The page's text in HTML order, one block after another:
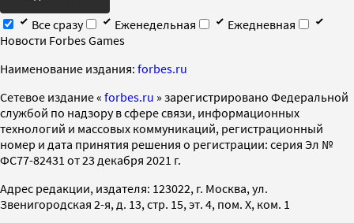
Все сразу
Еженедельная
Ежедневная
Новости Forbes Games
Наименование издания: forbes.ru
Cетевое издание « forbes.ru » зарегистрировано Федеральной
службой по надзору в сфере связи, информационных
технологий и массовых коммуникаций, регистрационный
номер и дата принятия решения о регистрации: серия Эл №
ФС77-82431 от 23 декабря 2021 г.
Адрес редакции, издателя: 123022, г. Москва, ул.
Звенигородская 2-я, д. 13, стр. 15, эт. 4, пом. X, ком. 1